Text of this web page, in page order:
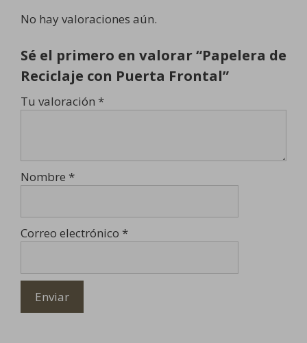
No hay valoraciones aún.
Sé el primero en valorar “Papelera de
Reciclaje con Puerta Frontal”
Tu valoración *
Nombre *
Correo electrónico *